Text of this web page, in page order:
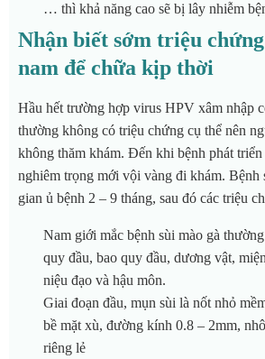
… thì khả năng cao sẽ bị lây nhiễm
Nhận biết sớm triệu
nam để chữa kịp thời
Hầu hết trường hợp virus HPV xâm nhập
thường không có triệu chứng cụ thể nên
không thăm khám. Đến khi bệnh phát triển
nghiêm trọng mới vội vàng đi khám. Bệnh
gian ủ bệnh 2 – 9 tháng, sau đó các triệu
Nam giới mắc bệnh sùi mào gà
quy đầu, bao quy đầu, dương vật,
niệu đạo và hậu môn.
Giai đoạn đầu, mụn sùi là nốt nhỏ
bề mặt xù, đường kính 0.8 – 2mm,
riêng lẻ